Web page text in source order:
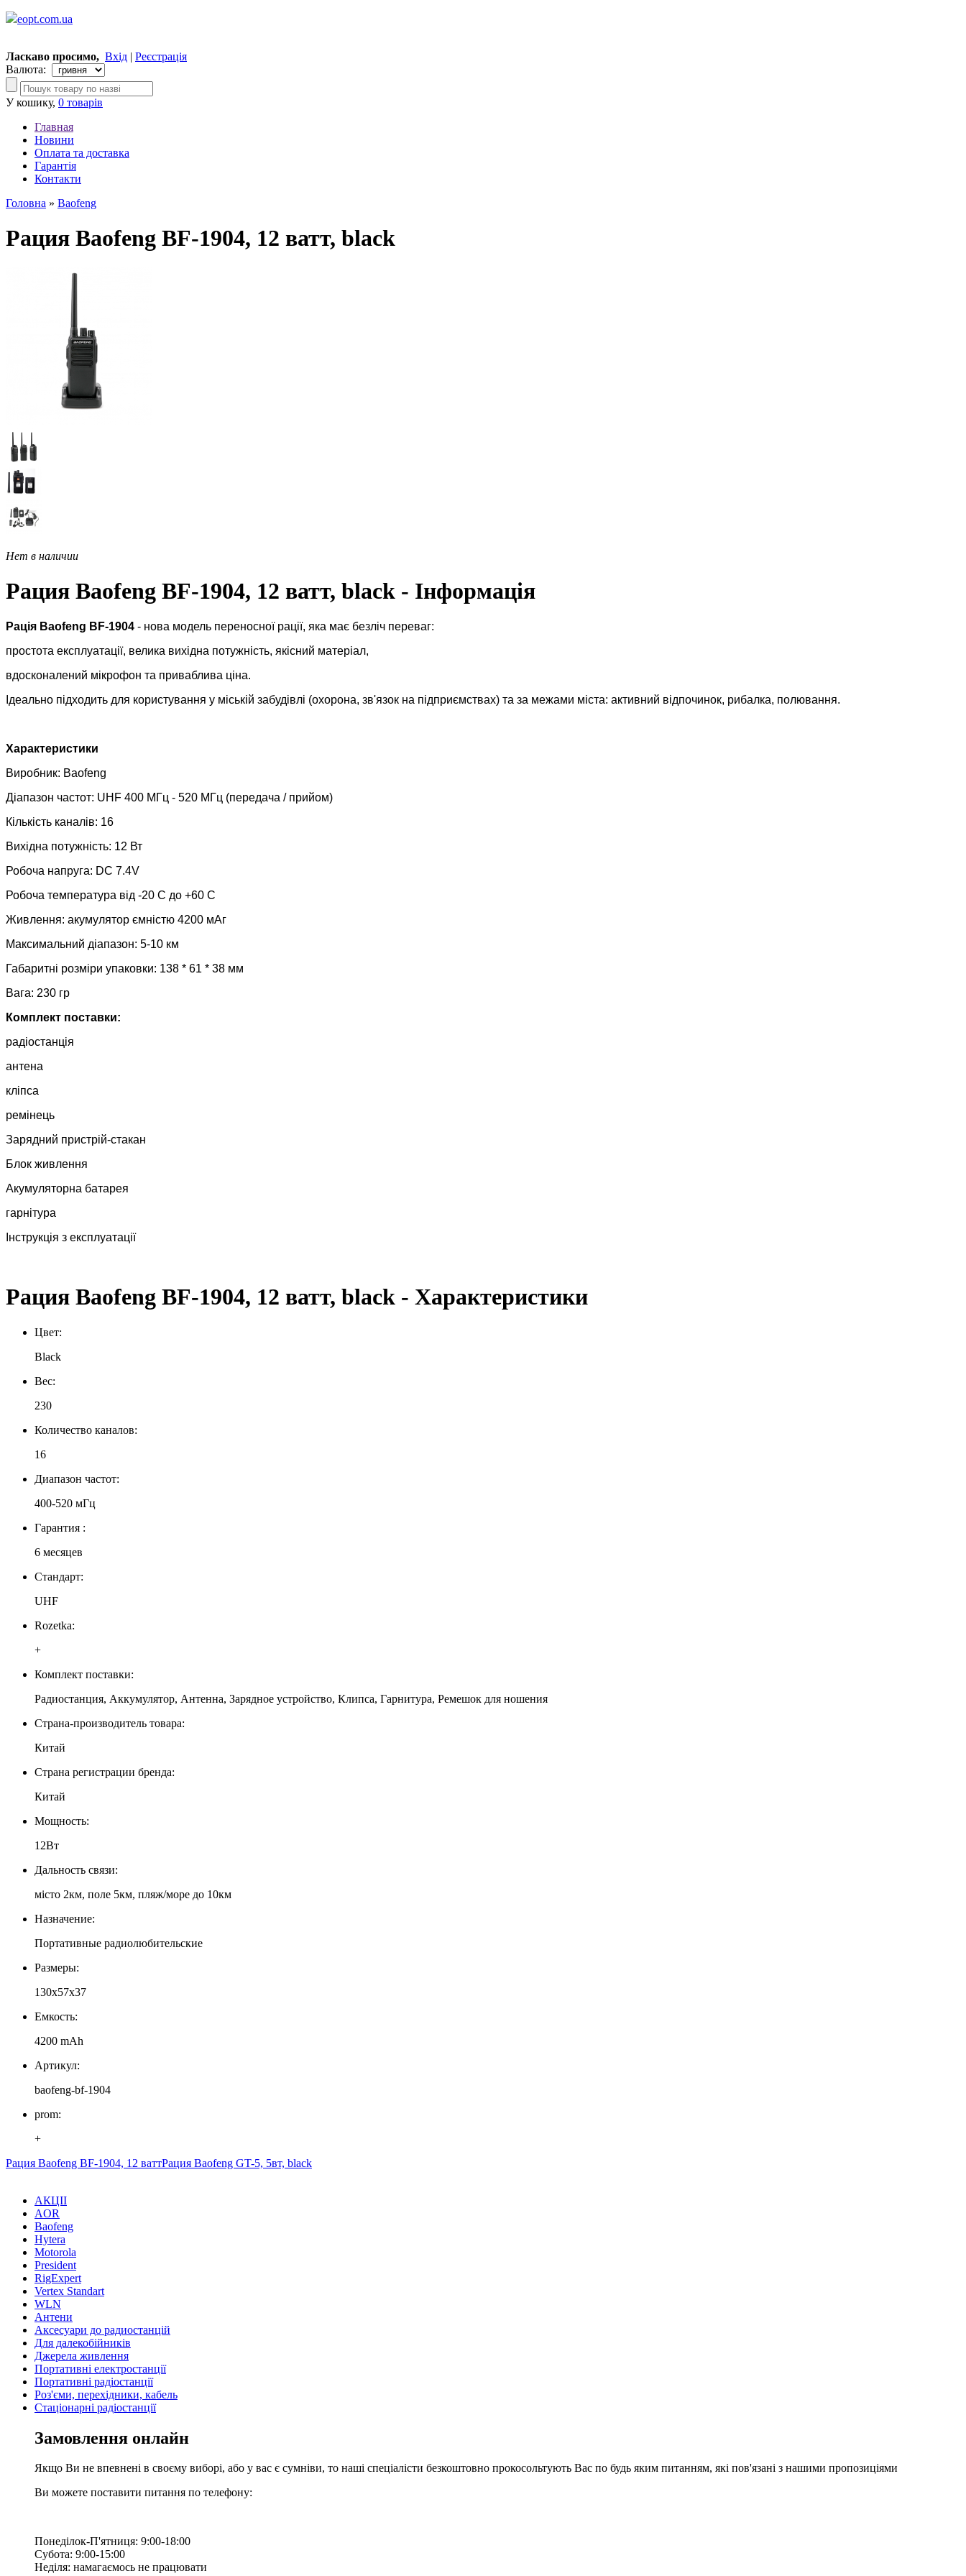
eopt.com.ua
Ласкаво просимо, Вхід | Реєстрація
Валюта:
У кошику, 0 товарів
Главная
Новини
Оплата та доставка
Гарантія
Контакти
Головна » Baofeng
Рация Baofeng BF-1904, 12 ватт, black
Нет в наличии
Рация Baofeng BF-1904, 12 ватт, black - Інформація
Рація Baofeng BF-1904 - нова модель переносної рації, яка має безліч переваг:
простота експлуатації, велика вихідна потужність, якісний матеріал,
вдосконалений мікрофон та приваблива ціна.
Ідеально підходить для користування у міській забудівлі (охорона, зв'язок на підприємствах) та за межами міста: активний відпочинок, рибалка, полювання.
Характеристики
Виробник: Baofeng
Діапазон частот: UHF 400 МГц - 520 МГц (передача / прийом)
Кількість каналів: 16
Вихідна потужність: 12 Вт
Робоча напруга: DC 7.4V
Робоча температура від -20 С до +60 С
Живлення: акумулятор ємністю 4200 мАг
Максимальний діапазон: 5-10 км
Габаритні розміри упаковки: 138 * 61 * 38 мм
Вага: 230 гр
Комплект поставки:
радіостанція
антена
кліпса
ремінець
Зарядний пристрій-стакан
Блок живлення
Акумуляторна батарея
гарнітура
Інструкція з експлуатації
Рация Baofeng BF-1904, 12 ватт, black - Характеристики
Цвет:
Black
Вес:
230
Количество каналов:
16
Диапазон частот:
400-520 мГц
Гарантия :
6 месяцев
Стандарт:
UHF
Rozetka:
+
Комплект поставки:
Радиостанция, Аккумулятор, Антенна, Зарядное устройство, Клипса, Гарнитура, Ремешок для ношения
Страна-производитель товара:
Китай
Страна регистрации бренда:
Китай
Мощность:
12Вт
Дальность связи:
місто 2км, поле 5км, пляж/море до 10км
Назначение:
Портативные радиолюбительские
Размеры:
130x57x37
Емкость:
4200 mAh
Артикул:
baofeng-bf-1904
prom:
+
Рация Baofeng BF-1904, 12 ваттРация Baofeng GT-5, 5вт, black
АКЦІІ
AOR
Baofeng
Hytera
Motorola
President
RigExpert
Vertex Standart
WLN
Антени
Аксесуари до радиостанцій
Для далекобійників
Джерела живлення
Портативні електростанції
Портативні радіостанції
Роз'єми, перехідники, кабель
Стаціонарні радіостанції
Замовлення онлайн
Якщо Ви не впевнені в своєму виборі, або у вас є сумніви, то наші спеціалісти безкоштовно прокосольтують Вас по будь яким питанням, які пов'язані з нашими пропозиціями
Ви можете поставити питання по телефону:
Понеділок-П'ятниця: 9:00-18:00
Субота: 9:00-15:00
Неділя: намагаємось не працювати